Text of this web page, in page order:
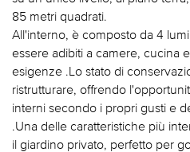
85 metri quadrati.
All'interno, è composto da 4
essere adibiti a camere, cucina
esigenze .Lo stato di
ristrutturare, offrendo
interni secondo i propri gusti e
.Una delle caratteristiche più
il giardino privato, perfetto per